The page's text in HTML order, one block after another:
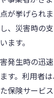
が挙げられ
、災害時の
ます。
発生時の迅
す。利用者
保険サービ